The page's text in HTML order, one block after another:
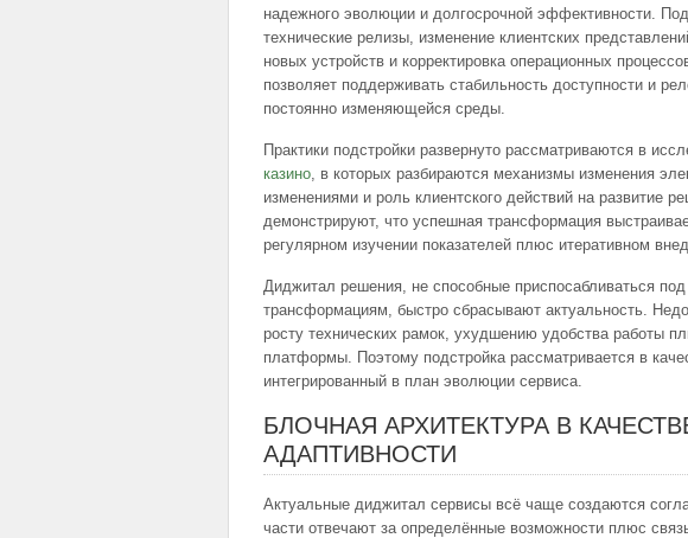
надежного эволюции и долгосрочной эффективности.
технические релизы, изменение клиентских
новых устройств и корректировка операционных
позволяет поддерживать стабильность доступности и
постоянно изменяющейся среды.
Практики подстройки развернуто рассматриваются в
казино, в которых разбираются механизмы изменения
изменениями и роль клиентского действий на развитие
демонстрируют, что успешная трансформация
регулярном изучении показателей плюс итеративном
Диджитал решения, не способные приспосабливаться
трансформациям, быстро сбрасывают актуальность.
росту технических рамок, ухудшению удобства работы
платформы. Поэтому подстройка рассматривается в
интегрированный в план эволюции сервиса.
БЛОЧНАЯ АРХИТЕКТУРА В
АДАПТИВНОСТИ
Актуальные диджитал сервисы всё чаще создаются
части отвечают за определённые возможности плюс